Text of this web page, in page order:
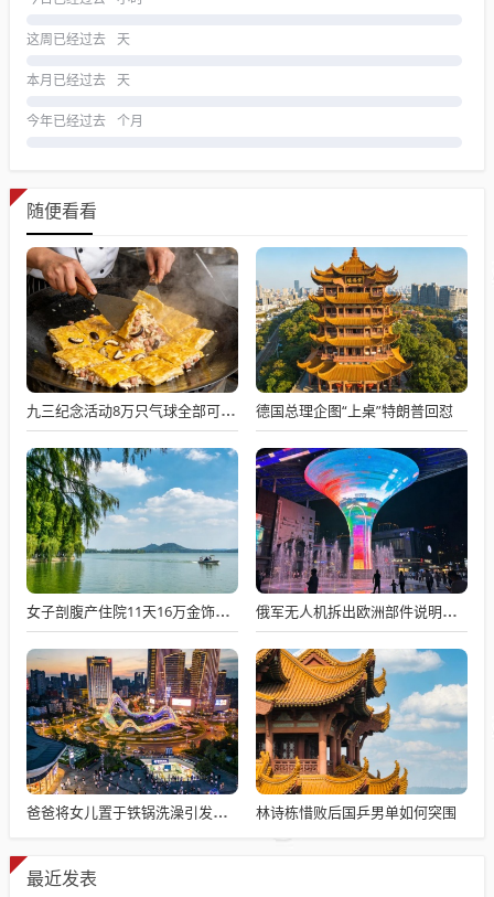
这周已经过去 天
本月已经过去 天
今年已经过去 个月
随便看看
九三纪念活动8万只气球全部可降解 德国总理企图“上桌”特朗普回怼
女子剖腹产住院11天16万金饰被偷 俄军无人机拆出欧洲部件说明什么
爸爸将女儿置于铁锅洗澡引发争议，生死攸关的选择 林诗栋惜败后国乒男单如何突围
最近发表